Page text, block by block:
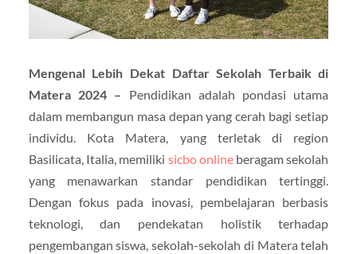
Mengenal Lebih Dekat Daftar Sekolah Terbaik di
Matera 2024 – Pendidikan adalah pondasi utama
dalam membangun masa depan yang cerah bagi setiap
individu. Kota Matera, yang terletak di region
Basilicata, Italia, memiliki sicbo onlineberagam sekolah
yang menawarkan standar pendidikan tertinggi.
Dengan fokus pada inovasi, pembelajaran berbasis
teknologi, dan pendekatan holistik terhadap
pengembangan siswa, sekolah-sekolah di Matera telah